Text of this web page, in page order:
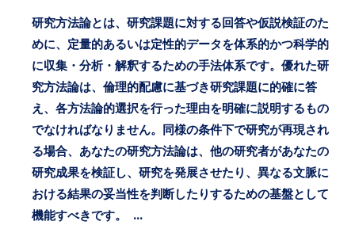
研究方法論とは、研究課題に対する回答や仮説検証のた
めに、定量的あるいは定性的データを体系的かつ科学的
に収集・分析・解釈するための手法体系です。優れた研
究方法論は、倫理的配慮に基づき研究課題に的確に答
え、各方法論的選択を行った理由を明確に説明するもの
でなければなりません。同様の条件下で研究が再現され
る場合、あなたの研究方法論は、他の研究者があなたの
研究成果を検証し、研究を発展させたり、異なる文脈に
おける結果の妥当性を判断したりするための基盤として
機能すべきです。 …